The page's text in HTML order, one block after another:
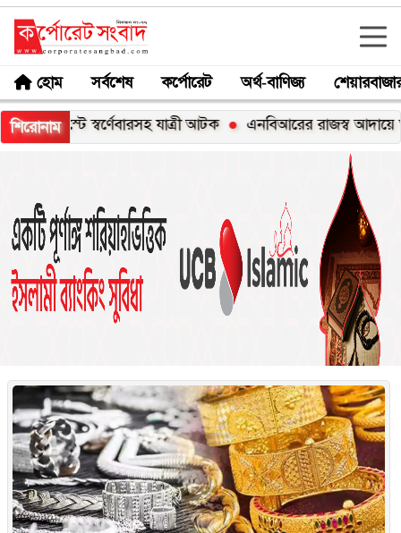
হোম সর্বশেষ কর্পোরেট অর্থ-বাণিজ্য
শিরোনাম
যাত্রী আটক এনবিআরের রাজস্ব আদায়ে ঘাটতি ৮৭ হাজার ৫২৭